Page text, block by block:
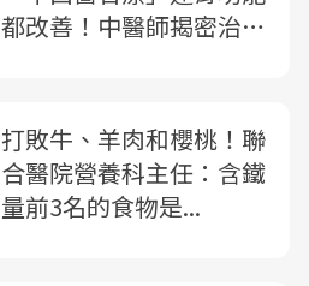
都改善！中醫師揭密治療
打敗牛、羊肉和櫻桃！聯
合醫院營養科主任：含鐵
量前3名的食物是...